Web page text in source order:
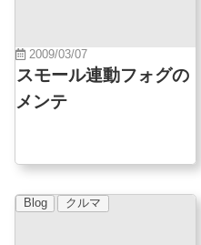
2009/03/07
スモール連動フォグの
メンテ
Blog クルマ